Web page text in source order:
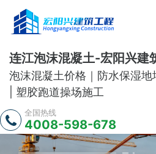
连江泡沫混凝土-宏阳兴建
泡沫混凝土价格｜防水保湿
| 塑胶跑道操场施工
全国热线
4008-598-678